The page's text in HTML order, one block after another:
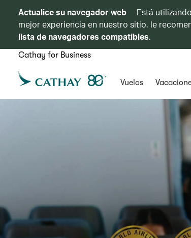
Actualice su navegador web
Está
mejor experiencia en nuestro sitio, le
lista de navegadores compatibles.
Cathay for Business
Vuelos